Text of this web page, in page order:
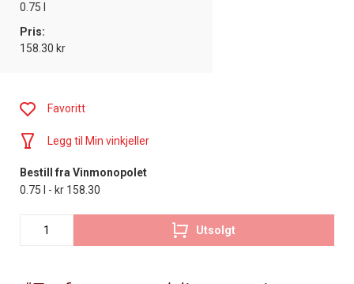
0.75 l
Pris:
158.30 kr
Favoritt
Legg til Min vinkjeller
Bestill fra Vinmonopolet
0.75 l - kr 158.30
Utsolgt